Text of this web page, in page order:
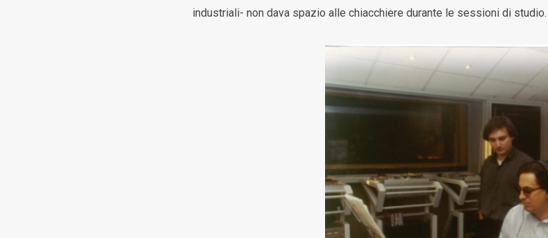
industriali- non dava spazio alle chiacchiere durante le sessioni di studio.